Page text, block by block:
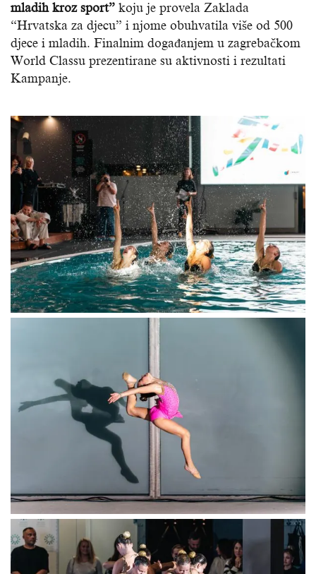
mladih kroz sport” koju je provela Zaklada
“Hrvatska za djecu” i njome obuhvatila više od 500
djece i mladih. Finalnim događanjem u zagrebačkom
World Classu prezentirane su aktivnosti i rezultati
Kampanje.